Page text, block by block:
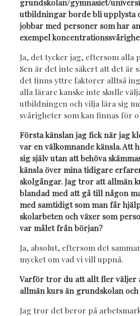
grundskolan/gymnasiet/
utbildningar borde bli upplysta
jobbar med personer som har
exempel
Ja, det tycker jag, eftersom alla
Sen är det inte säkert att det är
det finns yttre faktorer alltså
alla lärare kanske inte skulle
utbildningen och vilja lära sig
svårigheter som kan finnas för
Första känslan jag fick när jag
var en välkomnande känsla. Att
sig själv utan att behöva
känsla över mina tidigare
skolgångar. Jag tror att allmän
blandad med att gå till någon
med samtidigt som man får
skolarbeten och växer som
var målet från början?
Ja, absolut, eftersom det
mycket om vad vi vill uppnå.
Varför tror du att allt fler väljer
allmän kurs än grundskolan
Jag tror det beror på